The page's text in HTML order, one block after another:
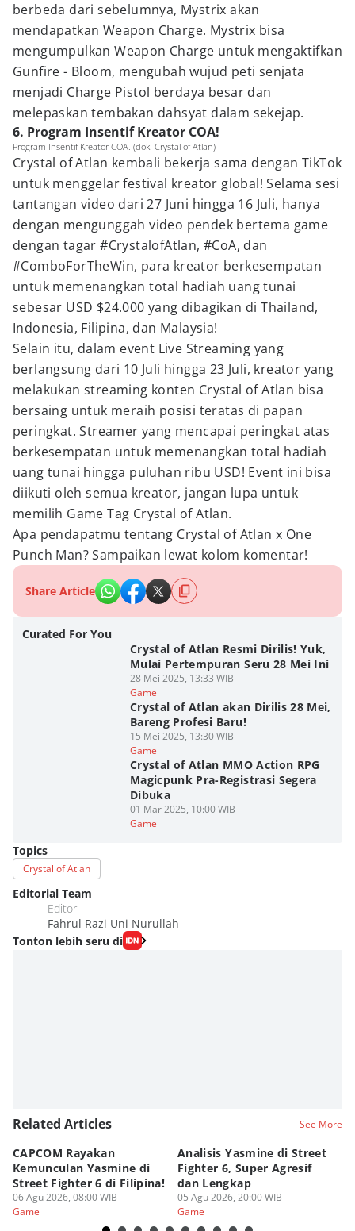
berbeda dari sebelumnya, Mystrix akan
mendapatkan Weapon Charge. Mystrix bisa
mengumpulkan Weapon Charge untuk mengaktifkan
Gunfire - Bloom, mengubah wujud peti senjata
menjadi Charge Pistol berdaya besar dan
melepaskan tembakan dahsyat dalam sekejap.
6. Program Insentif Kreator COA!
Program Insentif Kreator COA. (dok. Crystal of Atlan)
Crystal of Atlan kembali bekerja sama dengan TikTok
untuk menggelar festival kreator global! Selama sesi
tantangan video dari 27 Juni hingga 16 Juli, hanya
dengan mengunggah video pendek bertema game
dengan tagar #CrystalofAtlan, #CoA, dan
#ComboForTheWin, para kreator berkesempatan
untuk memenangkan total hadiah uang tunai
sebesar USD $24.000 yang dibagikan di Thailand,
Indonesia, Filipina, dan Malaysia!
Selain itu, dalam event Live Streaming yang
berlangsung dari 10 Juli hingga 23 Juli, kreator yang
melakukan streaming konten Crystal of Atlan bisa
bersaing untuk meraih posisi teratas di papan
peringkat. Streamer yang mencapai peringkat atas
berkesempatan untuk memenangkan total hadiah
uang tunai hingga puluhan ribu USD! Event ini bisa
diikuti oleh semua kreator, jangan lupa untuk
memilih Game Tag Crystal of Atlan.
Apa pendapatmu tentang Crystal of Atlan x One
Punch Man? Sampaikan lewat kolom komentar!
Share Article
Curated For You
Crystal of Atlan Resmi Dirilis! Yuk,
Mulai Pertempuran Seru 28 Mei Ini
28 Mei 2025, 13:33 WIB
Game
Crystal of Atlan akan Dirilis 28 Mei,
Bareng Profesi Baru!
15 Mei 2025, 13:30 WIB
Game
Crystal of Atlan MMO Action RPG
Magicpunk Pra-Registrasi Segera
Dibuka
01 Mar 2025, 10:00 WIB
Game
Topics
Crystal of Atlan
Editorial Team
Editor
Fahrul Razi Uni Nurullah
Tonton lebih seru di
Related Articles See More
CAPCOM Rayakan
Kemunculan Yasmine di
Street Fighter 6 di Filipina!
06 Agu 2026, 08:00 WIB
Game
Analisis Yasmine di Street
Fighter 6, Super Agresif
dan Lengkap
05 Agu 2026, 20:00 WIB
Game